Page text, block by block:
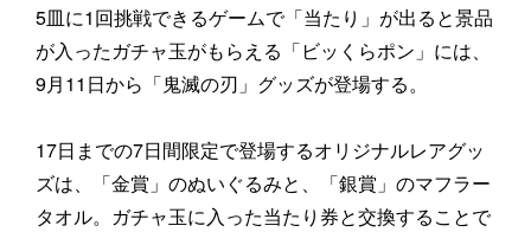
5皿に1回挑戦できるゲームで「当たり」が出ると景品
が入ったガチャ玉がもらえる「ビッくらポン」には、
9月11日から「鬼滅の刃」グッズが登場する。
17日までの7日間限定で登場するオリジナルレアグッ
ズは、「金賞」のぬいぐるみと、「銀賞」のマフラー
タオル。ガチャ玉に入った当たり券と交換することで